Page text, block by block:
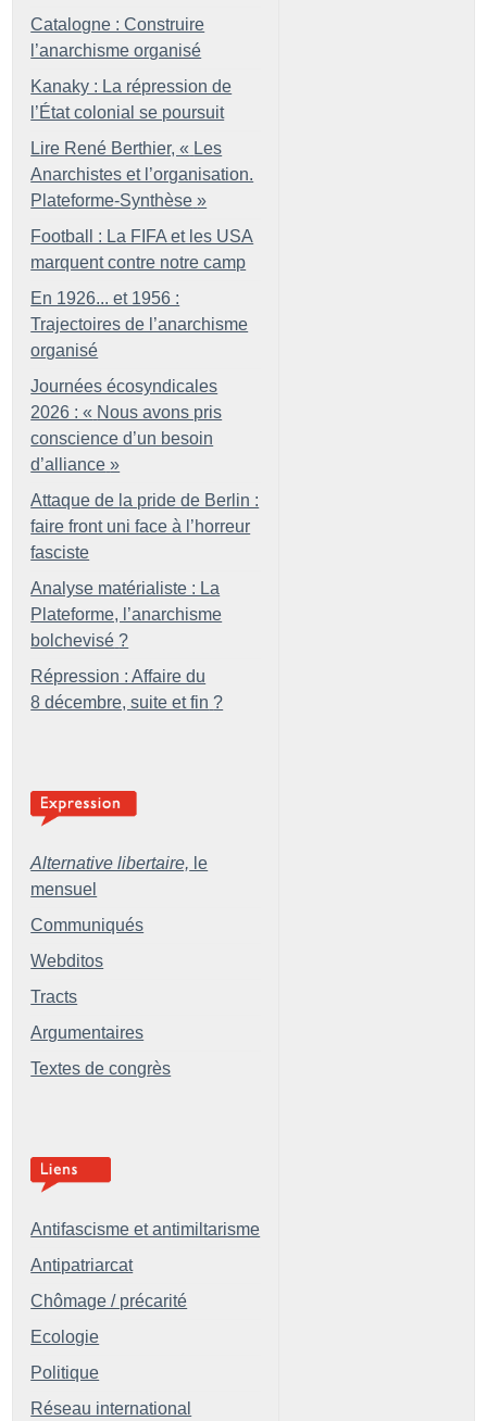
Catalogne : Construire
l’anarchisme organisé
Kanaky : La répression de
l’État colonial se poursuit
Lire René Berthier, « Les
Anarchistes et l’organisation.
Plateforme-Synthèse »
Football : La FIFA et les USA
marquent contre notre camp
En 1926... et 1956 :
Trajectoires de l’anarchisme
organisé
Journées écosyndicales
2026 : « Nous avons pris
conscience d’un besoin
d’alliance »
Attaque de la pride de Berlin :
faire front uni face à l’horreur
fasciste
Analyse matérialiste : La
Plateforme, l’anarchisme
bolchevisé ?
Répression : Affaire du
8 décembre, suite et fin ?
Alternative libertaire, le
mensuel
Communiqués
Webditos
Tracts
Argumentaires
Textes de congrès
Antifascisme et antimiltarisme
Antipatriarcat
Chômage / précarité
Ecologie
Politique
Réseau international